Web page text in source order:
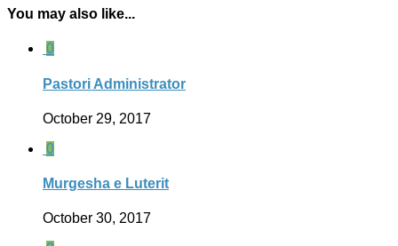
You may also like...
0
Pastori Administrator
October 29, 2017
0
Murgesha e Luterit
October 30, 2017